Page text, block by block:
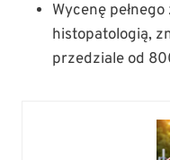
Wycenę
histopatologią,
przedziale od